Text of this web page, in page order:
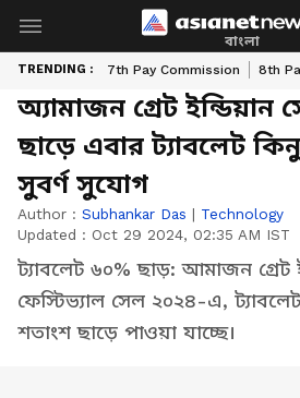
বাংলা
TRENDING : 7th Pay Commission 8th
অ্যামাজন গ্রেট ইন্ডিয়ান
ছাড়ে এবার ট্যাবলেট
সুবর্ণ সুযোগ
Author : Subhankar Das | Technology
Updated : Oct 29 2024, 02:35 AM IST
ট্যাবলেট ৬০% ছাড়: আমাজন গ্রেট
ফেস্টিভ্যাল সেল ২০২৪-এ,
শতাংশ ছাড়ে পাওয়া যাচ্ছে।